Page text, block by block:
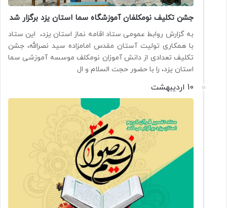
جشن تکلیف نومکلفان آموزشگاه سما استان یزد برگزار شد
به گزارش روابط عمومی ستاد اقامه نماز استان یزد، این ستاد
با همکاری تولیت آستان مقدس امامزاده سید نصرالله، جشن
تکلیف تعدادی از دانش آموزان نومکلف موسسه آموزشی سما
استان یزد، را با حضور حجت السلام و ال
10 اردیبهشت